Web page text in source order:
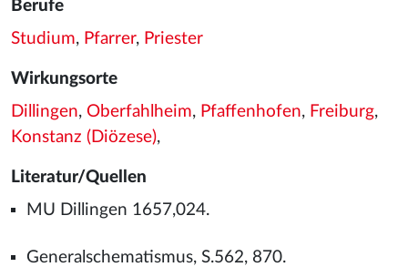
Berufe
Studium, Pfarrer, Priester
Wirkungsorte
Dillingen, Oberfahlheim, Pfaffenhofen, Freiburg,
Konstanz (Diözese),
Literatur/Quellen
MU Dillingen 1657,024.
Generalschematismus, S.562, 870.